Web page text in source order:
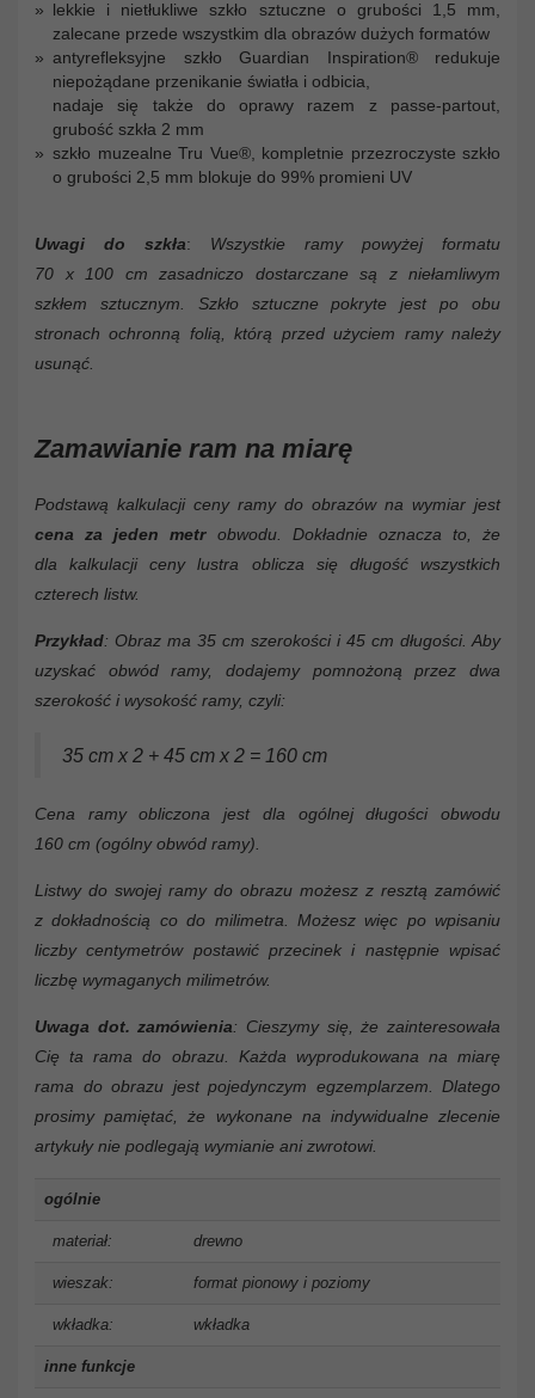
lekkie i nietłukliwe szkło sztuczne o grubości 1,5 mm,
zalecane przede wszystkim dla obrazów dużych formatów
antyrefleksyjne szkło Guardian Inspiration® redukuje
niepożądane przenikanie światła i odbicia,
nadaje się także do oprawy razem z passe-partout,
grubość szkła 2 mm
szkło muzealne Tru Vue®, kompletnie przezroczyste szkło
o grubości 2,5 mm blokuje do 99% promieni UV
Uwagi do szkła: Wszystkie ramy powyżej formatu
70 x 100 cm zasadniczo dostarczane są z niełamliwym
szkłem sztucznym. Szkło sztuczne pokryte jest po obu
stronach ochronną folią, którą przed użyciem ramy należy
usunąć.
Zamawianie ram na miarę
Podstawą kalkulacji ceny ramy do obrazów na wymiar jest
cena za jeden metrobwodu. Dokładnie oznacza to, że
dla kalkulacji ceny lustra oblicza się długość wszystkich
czterech listw.
Przykład: Obraz ma 35 cm szerokości i 45 cm długości. Aby
uzyskać obwód ramy, dodajemy pomnożoną przez dwa
szerokość i wysokość ramy, czyli:
35 cm x 2 + 45 cm x 2 = 160 cm
Cena ramy obliczona jest dla ogólnej długości obwodu
160 cm (ogólny obwód ramy).
Listwy do swojej ramy do obrazu możesz z resztą zamówić
z dokładnością co do milimetra. Możesz więc po wpisaniu
liczby centymetrów postawić przecinek i następnie wpisać
liczbę wymaganych milimetrów.
Uwaga dot. zamówienia: Cieszymy się, że zainteresowała
Cię ta rama do obrazu. Każda wyprodukowana na miarę
rama do obrazu jest pojedynczym egzemplarzem. Dlatego
prosimy pamiętać, że wykonane na indywidualne zlecenie
artykuły nie podlegają wymianie ani zwrotowi.
ogólnie
materiał: drewno
wieszak: format pionowy i poziomy
wkładka: wkładka
inne funkcje